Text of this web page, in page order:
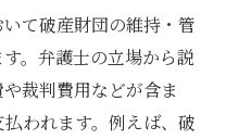
て破産財団の維持・管
。弁護士の立場から説
裁判費用などが含ま
われます。例えば、破